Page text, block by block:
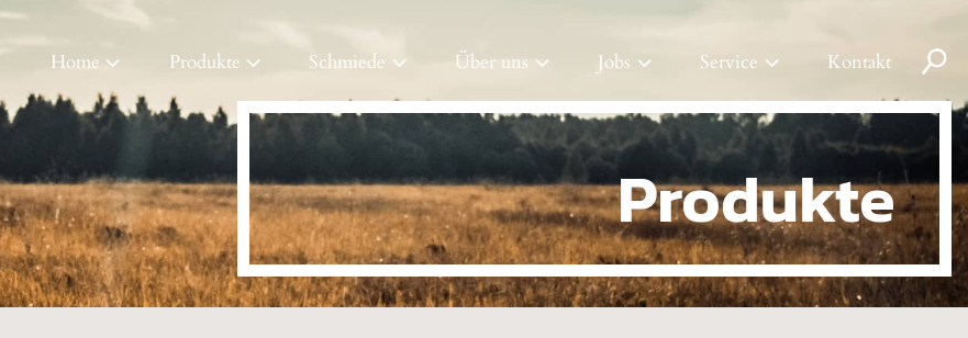
Home Produkte Schmiede Über uns Jobs Service Kontakt
Produkte